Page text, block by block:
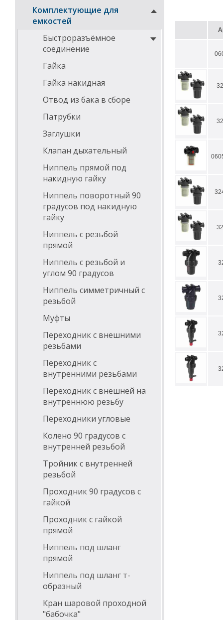
Комплектующие для
емкостей
Быстроразъёмное
соединение
Гайка
Гайка накидная
Отвод из бака в сборе
Патрубки
Заглушки
Клапан дыхательный
Ниппель прямой под
накидную гайку
Ниппель поворотный 90
градусов под накидную
гайку
Ниппель с резьбой
прямой
Ниппель с резьбой и
углом 90 градусов
Ниппель симметричный с
резьбой
Муфты
Переходник с внешними
резьбами
Переходник с
внутренними резьбами
Переходник с внешней на
внутреннюю резьбу
Переходники угловые
Колено 90 градусов с
внутренней резьбой
Тройник с внутренней
резьбой
Проходник 90 градусов с
гайкой
Проходник с гайкой
прямой
Ниппель под шланг
прямой
Ниппель под шланг т-
образный
Кран шаровой проходной
"бабочка"